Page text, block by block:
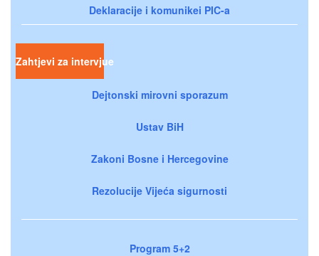
Deklaracije i komunikei PIC-a
Zahtjevi za intervjue
Dejtonski mirovni sporazum
Ustav BiH
Zakoni Bosne i Hercegovine
Rezolucije Vijeća sigurnosti
Program 5+2